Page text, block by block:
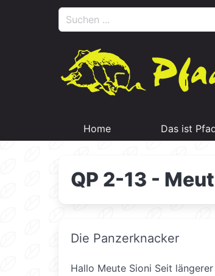
Home Das ist
QP 2-13 -
Die Panzerknacker
Hallo Meute Sioni Seit